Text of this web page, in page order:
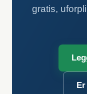
gratis,